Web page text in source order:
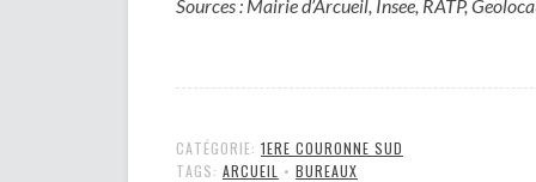
Sources : Mairie d’Arcueil, Insee, RATP,
CATÉGORIE: 1ERE COURONNE SUD
TAGS: ARCUEIL • BUREAUX